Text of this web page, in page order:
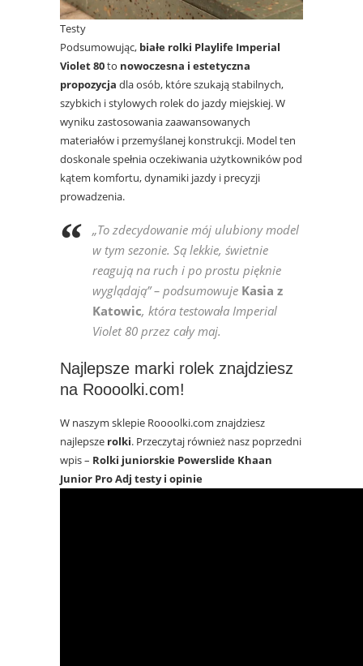
Testy
Podsumowując, białe rolki Playlife Imperial
Violet 80to nowoczesna i estetyczna
propozycja dla osób, które szukają stabilnych,
szybkich i stylowych rolek do jazdy miejskiej. W
wyniku zastosowania zaawansowanych
materiałów i przemyślanej konstrukcji. Model ten
doskonale spełnia oczekiwania użytkowników pod
kątem komfortu, dynamiki jazdy i precyzji
prowadzenia.
„To zdecydowanie mój ulubiony model
w tym sezonie. Są lekkie, świetnie
reagują na ruch i po prostu pięknie
wyglądają”– podsumowuje Kasia z
Katowic, która testowała Imperial
Violet 80 przez cały maj.
Najlepsze marki rolek znajdziesz
na Roooolki.com!
W naszym sklepie Roooolki.com znajdziesz
najlepsze rolki. Przeczytaj również nasz poprzedni
wpis – Rolki juniorskie Powerslide Khaan
Junior Pro Adj testy i opinie